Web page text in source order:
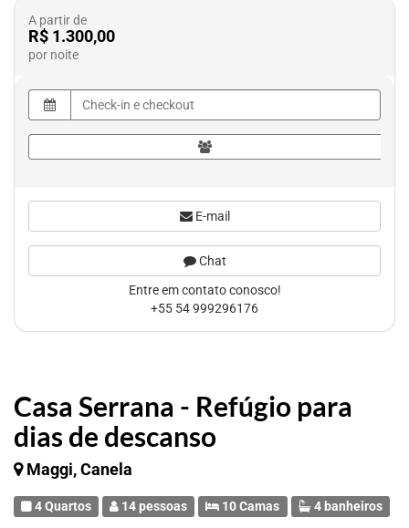
Casa Serrana - Refúgio para
dias de descanso
Maggi, Canela
4 Quartos 14 pessoas 10 Camas 4 banheiros
A partir de
R$ 1.300,00
por noite
E-mail
Chat
Entre em contato conosco!
+55 54 999296176